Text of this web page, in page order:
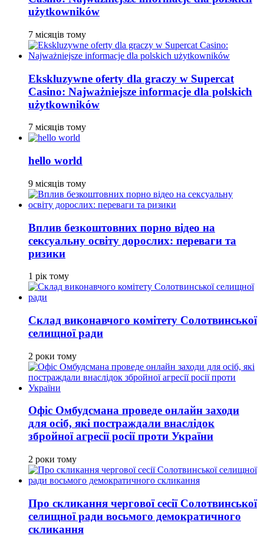
użytkowników
7 місяців тому
Ekskluzywne oferty dla graczy w Supercat
Casino: Najważniejsze informacje dla polskich
użytkowników
7 місяців тому
hello world
9 місяців тому
Вплив безкоштовних порно відео на
сексуальну освіту дорослих: переваги та
ризики
1 рік тому
Склад виконавчого комітету Солотвинської
селищної ради
2 роки тому
Офіс Омбудсмана проведе онлайн заходи
для осіб, які постраждали внаслідок
збройної агресії росії проти України
2 роки тому
Про скликання чергової сесії Солотвинської
селищної ради восьмого демократичного
скликання